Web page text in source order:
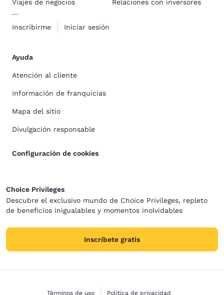
Viajes de negocios
Inscribirme Iniciar sesión
Relaciones con inversores
Ayuda
Atención al cliente
Información de franquicias
Mapa del sitio
Divulgación responsable
Configuración de cookies
Choice Privileges
Descubre el exclusivo mundo de Choice Privileges, repleto
de beneficios inigualables y momentos inolvidables
Inscríbete gratis
Términos de uso Política de privacidad